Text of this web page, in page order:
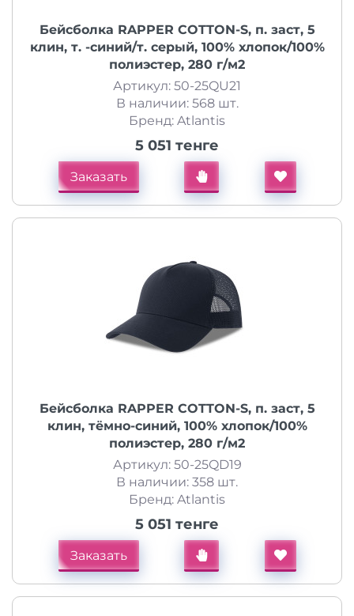
Бейсболка RAPPER COTTON-S, п. заст, 5
клин, т. -синий/т. серый, 100% хлопок/100%
полиэстер, 280 г/м2
Артикул: 50-25QU21
В наличии: 568 шт.
Бренд: Atlantis
5 051 тенге
Заказать
Бейсболка RAPPER COTTON-S, п. заст, 5
клин, тёмно-синий, 100% хлопок/100%
полиэстер, 280 г/м2
Артикул: 50-25QD19
В наличии: 358 шт.
Бренд: Atlantis
5 051 тенге
Заказать